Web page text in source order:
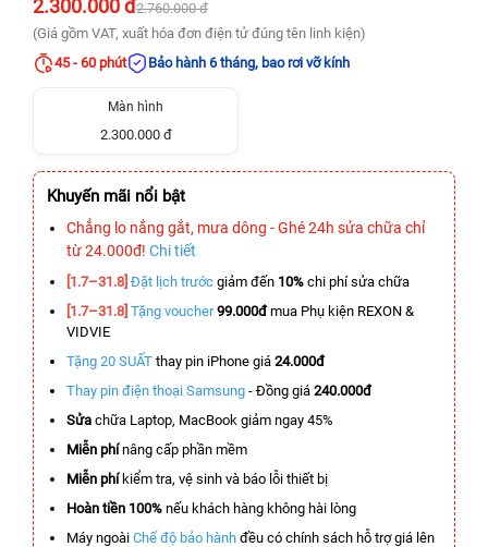
2.300.000 đ2.760.000 đ
(Giá gồm VAT, xuất hóa đơn điện tử đúng tên linh kiện)
45 - 60 phút
Bảo hành 6 tháng, bao rơi vỡ kính
Màn hình
2.300.000 đ
Khuyến mãi nổi bật
Chẳng lo nắng gắt, mưa dông - Ghé 24h sửa chữa chỉ
từ 24.000đ! Chi tiết
[1.7–31.8] Đặt lịch trước giảm đến 10% chi phí sửa chữa
[1.7–31.8] Tặng voucher 99.000đmua Phụ kiện REXON &
VIDVIE
Tặng 20 SUẤT thay pin iPhone giá 24.000đ
Thay pin điện thoại Samsung - Đồng giá 240.000đ
Sửa chữa Laptop, MacBook giảm ngay 45%
Miễn phínâng cấp phần mềm
Miễn phíkiểm tra, vệ sinh và báo lỗi thiết bị
Hoàn tiền 100% nếu khách hàng không hài lòng
Máy ngoài Chế độ bảo hành đều có chính sách hỗ trợ giá lên